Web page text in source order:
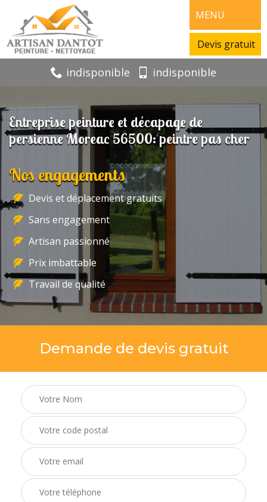
MENU
Devis gratuit
indisponible indisponible
Entreprise peinture et décapage de
persienne Moreac 56500: peintre pas cher
Nos engagements
Devis et déplacement gratuits
Sans engagement
Artisan passionné
Prix imbattable
Travail de qualité
Demande de devis gratuit